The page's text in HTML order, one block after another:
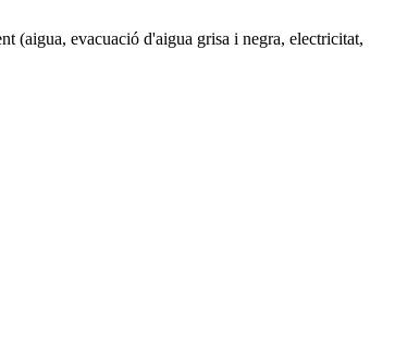
(aigua, evacuació d'aigua grisa i negra, electricitat,